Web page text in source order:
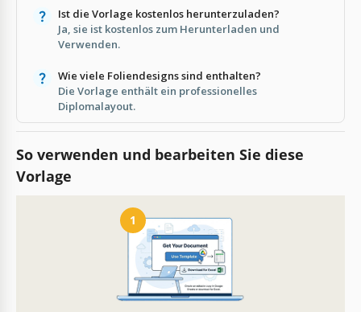
Ist die Vorlage kostenlos herunterzuladen?
Ja, sie ist kostenlos zum Herunterladen und
Verwenden.
Wie viele Foliendesigns sind enthalten?
Die Vorlage enthält ein professionelles
Diplomalayout.
So verwenden und bearbeiten Sie diese
Vorlage
1